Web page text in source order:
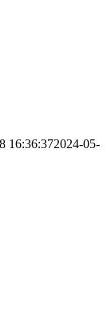
16:36:372024-05-